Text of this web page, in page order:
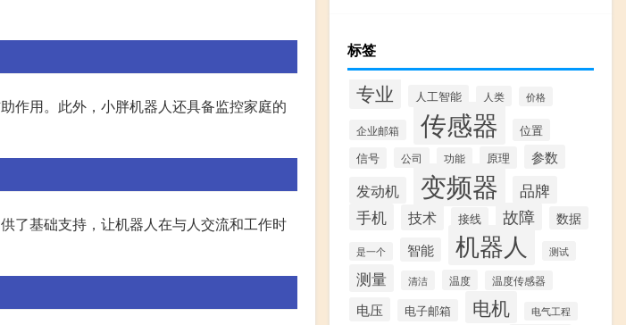
作用。此外，小胖机器人还具备监控家庭的
了基础支持，让机器人在与人交流和工作时
标签
专业 人工智能 人类 价格
企业邮箱 传感器 位置
信号 公司 功能 原理 参数
发动机 变频器 品牌
手机 技术 接线 故障 数据
是一个 智能 机器人 测试
测量 清洁 温度 温度传感器
电压 电子邮箱 电机 电气工程